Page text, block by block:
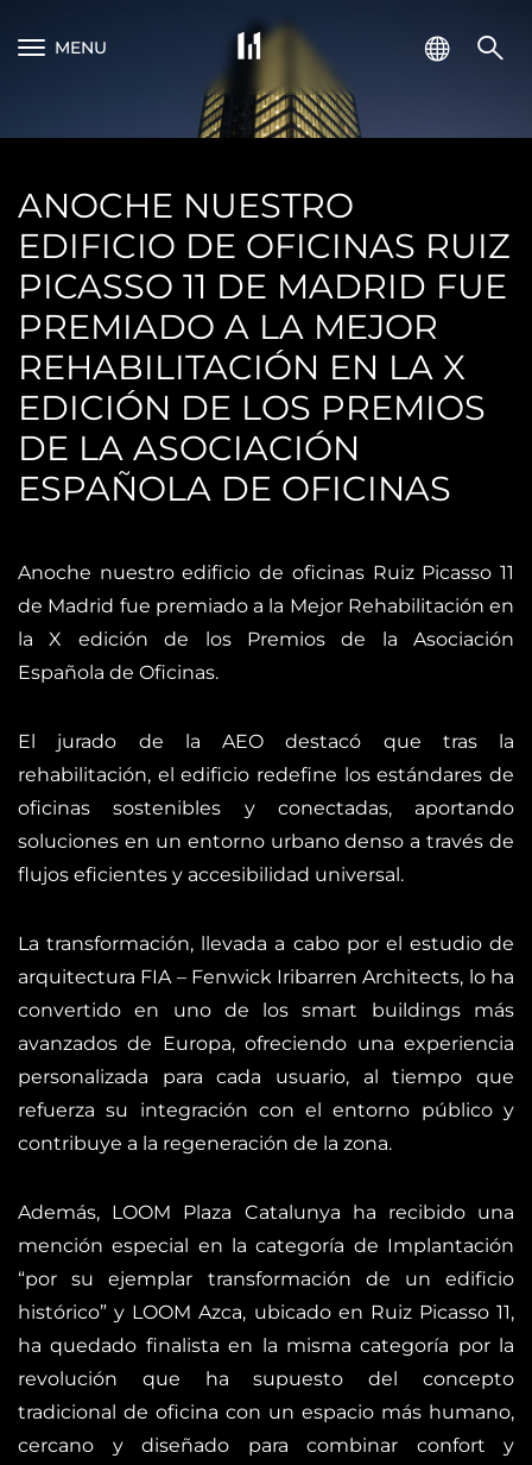
MENU
ANOCHE NUESTRO
EDIFICIO DE OFICINAS RUIZ
PICASSO 11 DE MADRID FUE
PREMIADO A LA MEJOR
REHABILITACIÓN EN LA X
EDICIÓN DE LOS PREMIOS
DE LA ASOCIACIÓN
ESPAÑOLA DE OFICINAS
Anoche nuestro edificio de oficinas Ruiz Picasso 11
de Madrid fue premiado a la Mejor Rehabilitación en
la X edición de los Premios de la Asociación
Española de Oficinas.
El jurado de la AEO destacó que tras la
rehabilitación, el edificio redefine los estándares de
oficinas sostenibles y conectadas, aportando
soluciones en un entorno urbano denso a través de
flujos eficientes y accesibilidad universal.
La transformación, llevada a cabo por el estudio de
arquitectura FIA – Fenwick Iribarren Architects, lo ha
convertido en uno de los smart buildings más
avanzados de Europa, ofreciendo una experiencia
personalizada para cada usuario, al tiempo que
refuerza su integración con el entorno público y
contribuye a la regeneración de la zona.
Además, LOOM Plaza Catalunya ha recibido una
mención especial en la categoría de Implantación
“por su ejemplar transformación de un edificio
histórico” y LOOM Azca, ubicado en Ruiz Picasso 11,
ha quedado finalista en la misma categoría por la
revolución que ha supuesto del concepto
tradicional de oficina con un espacio más humano,
cercano y diseñado para combinar confort y